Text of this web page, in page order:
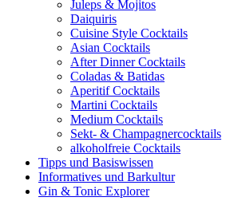
Juleps & Mojitos
Daiquiris
Cuisine Style Cocktails
Asian Cocktails
After Dinner Cocktails
Coladas & Batidas
Aperitif Cocktails
Martini Cocktails
Medium Cocktails
Sekt- & Champagnercocktails
alkoholfreie Cocktails
Tipps und Basiswissen
Informatives und Barkultur
Gin & Tonic Explorer